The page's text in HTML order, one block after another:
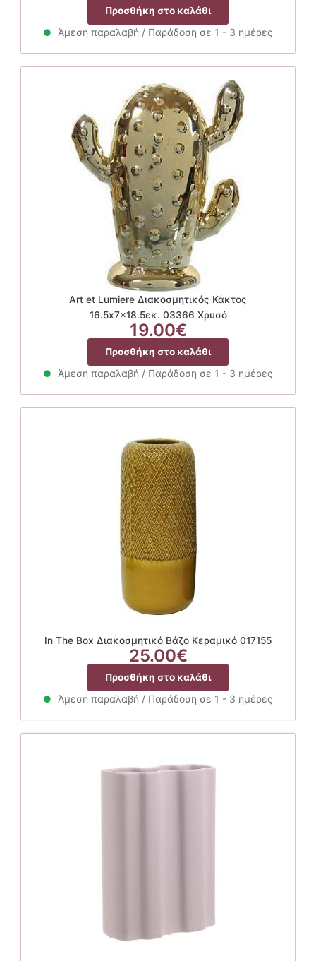
Προσθήκη στο καλάθι
Άμεση παραλαβή / Παράδοση σε 1 - 3 ημέρες
Art et Lumiere Διακοσμητικός Κάκτος
16.5x7x18.5εκ. 03366 Χρυσό
19.00€
Προσθήκη στο καλάθι
Άμεση παραλαβή / Παράδοση σε 1 - 3 ημέρες
In The Box Διακοσμητικό Βάζο Κεραμικό 017155
25.00€
Προσθήκη στο καλάθι
Άμεση παραλαβή / Παράδοση σε 1 - 3 ημέρες